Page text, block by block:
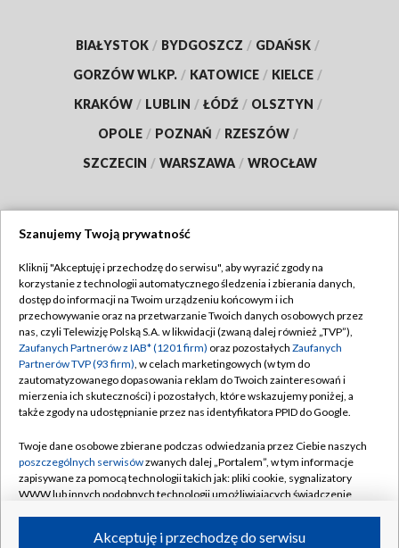
BIAŁYSTOK / BYDGOSZCZ / GDAŃSK /
GORZÓW WLKP. / KATOWICE / KIELCE /
KRAKÓW / LUBLIN / ŁÓDŹ / OLSZTYN /
OPOLE / POZNAŃ / RZESZÓW /
SZCZECIN / WARSZAWA / WROCŁAW
TVP
Abonament TVP
Emisja w TVP
Centrum informacji TVP
Naziemna Telewizja Cyfrowa
Rada Programowa
System NOS
Informacje o nadawcy
Regulamin TVP
Polityka prywatności
Moje zgody
Pomoc
Kontakt
Kanały
Szanujemy Twoją prywatność
Kliknij "Akceptuję i przechodzę do serwisu", aby wyrazić zgody na
korzystanie z technologii automatycznego śledzenia i zbierania danych,
dostęp do informacji na Twoim urządzeniu końcowym i ich
przechowywanie oraz na przetwarzanie Twoich danych osobowych przez
nas, czyli Telewizję Polską S.A. w likwidacji (zwaną dalej również „TVP”),
Zaufanych Partnerów z IAB* (1201 firm) oraz pozostałych Zaufanych
Partnerów TVP (93 firm), w celach marketingowych (w tym do
zautomatyzowanego dopasowania reklam do Twoich zainteresowań i
mierzenia ich skuteczności) i pozostałych, które wskazujemy poniżej, a
także zgody na udostępnianie przez nas identyfikatora PPID do Google.
Twoje dane osobowe zbierane podczas odwiedzania przez Ciebie naszych
poszczególnych serwisówzwanych dalej „Portalem”, w tym informacje
zapisywane za pomocą technologii takich jak: pliki cookie, sygnalizatory
WWW lub innych podobnych technologii umożliwiających świadczenie
ruchu w Internecie.Akceptuję i przechodzę do serwisu